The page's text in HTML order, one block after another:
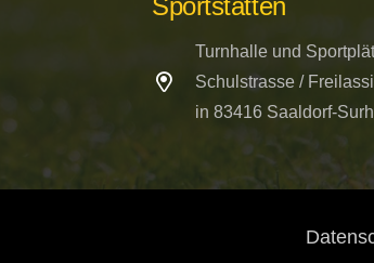
Turnhalle und
Schulstrasse /
in 83416 Saaldorf-